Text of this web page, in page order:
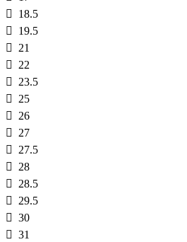
18.5
19.5
21
22
23.5
25
26
27
27.5
28
28.5
29.5
30
31